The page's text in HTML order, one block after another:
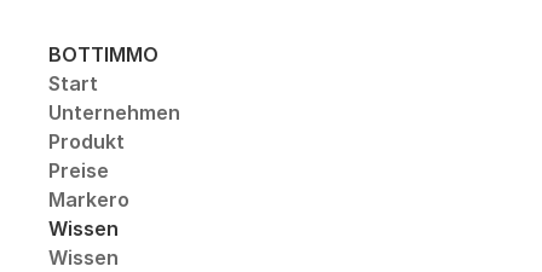
BOTTIMMO
Start
Unternehmen
Produkt
Preise
Markero
Wissen
Wissen